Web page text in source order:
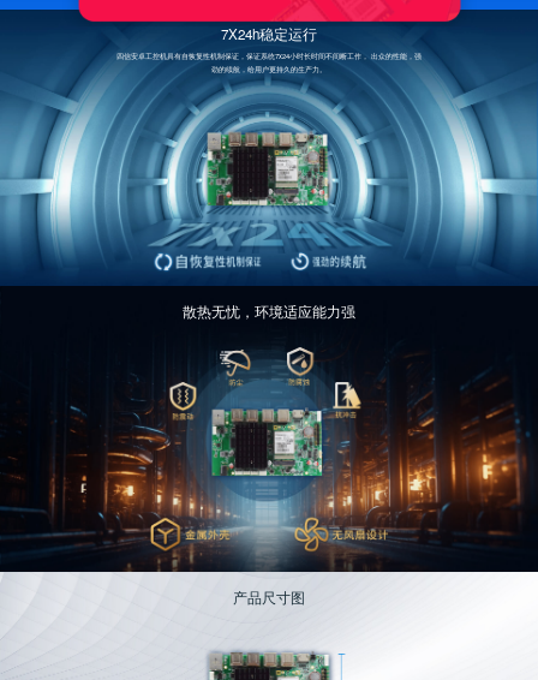
7X24h稳定运行
四信安卓工控机具有自恢复性机制保证，保证系统7x24小时长时间不间断工作， 出众的性能，强
劲的续航，给用户更持久的生产力。
散热无忧，环境适应能力强
产品尺寸图